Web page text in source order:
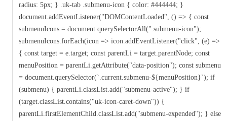
radius: 5px; } .uk-tab .submenu-icon { color: #444444; }
document.addEventListener("DOMContentLoaded", () => { const
submenuIcons = document.querySelectorAll(".submenu-icon");
submenuIcons.forEach(icon => icon.addEventListener("click", (e) =>
{ const target = e.target; const parentLi = target.parentNode; const
menuPosition = parentLi.getAttribute("data-position"); const submenu
= document.querySelector(`.current.submenu-${menuPosition}`); if
(submenu) { parentLi.classList.add("submenu-active"); } if
(target.classList.contains("uk-icon-caret-down")) {
parentLi.firstElementChild.classList.add("submenu-expended"); } else